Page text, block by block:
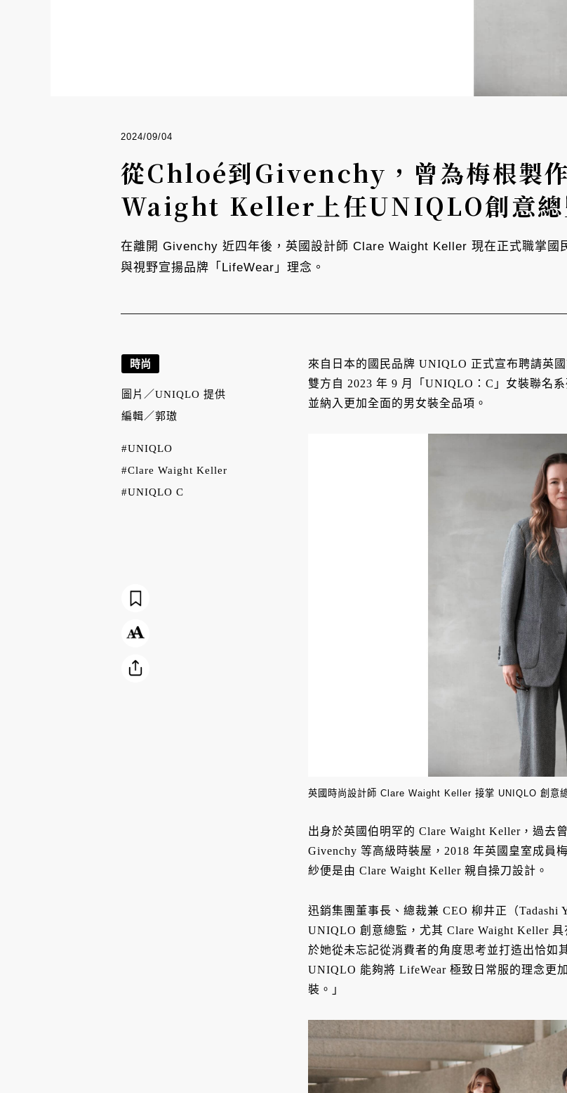
2024/09/04
從Chloé到Givenchy，曾為梅根製
Waight Keller上任UNIQLO創意總
在離開 Givenchy 近四年後，英國設計師 Clare Waight Keller 現在正式職掌國
與視野宣揚品牌「LifeWear」理念。
來自日本的國民品牌 UNIQLO 正式宣布聘請英
雙方自 2023 年 9 月「UNIQLO：C」女裝聯名
並納入更加全面的男女裝全品項。
英國時尚設計師 Clare Waight Keller 接掌 UNIQLO 創意
出身於英國伯明罕的 Clare Waight Keller，過去
Givenchy 等高級時裝屋，2018 年英國皇室成員
紗便是由 Clare Waight Keller 親自操刀設計。
迅銷集團董事長、總裁兼 CEO 柳井正（Tadashi
UNIQLO 創意總監，尤其 Clare Waight Keller
於她從未忘記從消費者的角度思考並打造出恰如
UNIQLO 能夠將 LifeWear 極致日常服的理念更
裝。」
時尚
圖片／UNIQLO 提供
編輯／郭璈
#UNIQLO
#Clare Waight Keller
#UNIQLO C